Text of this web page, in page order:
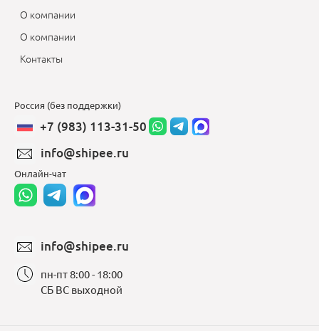
О компании
О компании
Контакты
Россия (без поддержки)
+7 (983) 113-31-50
info@shipee.ru
Онлайн-чат
info@shipee.ru
пн-пт 8:00 - 18:00
СБ ВС выходной